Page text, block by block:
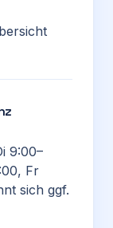
9:00–
Fr
sich ggf.